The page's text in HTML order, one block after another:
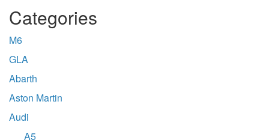
Categories
M6
GLA
Abarth
Aston Martin
Audi
A5